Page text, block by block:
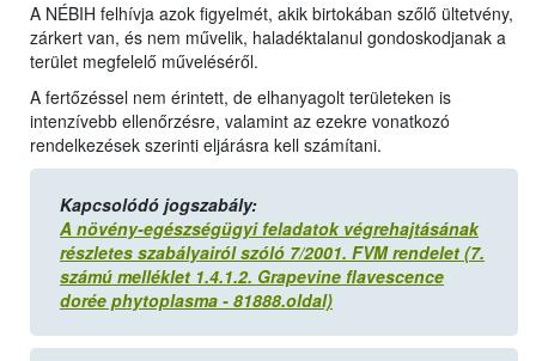
A NÉBIH felhívja azok figyelmét, akik birtokában szőlő ültetvény,
zárkert van, és nem művelik, haladéktalanul gondoskodjanak a
terület megfelelő műveléséről.
A fertőzéssel nem érintett, de elhanyagolt területeken is
intenzívebb ellenőrzésre, valamint az ezekre vonatkozó
rendelkezések szerinti eljárásra kell számítani.
Kapcsolódó jogszabály:
A növény-egészségügyi feladatok végrehajtásának
részletes szabályairól szóló 7/2001. FVM rendelet (7.
számú melléklet 1.4.1.2. Grapevine flavescence
dorée phytoplasma - 81888.oldal)